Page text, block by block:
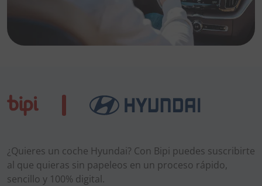
¿Quieres un coche Hyundai? Con Bipi puedes suscribirte
al que quieras sin papeleos en un proceso rápido,
sencillo y 100% digital.